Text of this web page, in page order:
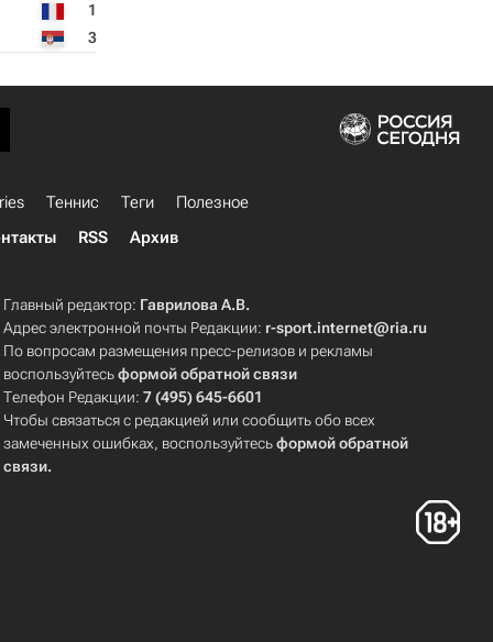
1
3
Теннис Теги
Полезное
RSS Архив
Главный редактор: Гаврилова А.В.
Адрес электронной почты Редакции: r-sport.internet@ria.ru
По вопросам размещения пресс-релизов и рекламы
воспользуйтесьформой обратной связи
Телефон Редакции:7 (495) 645-6601
Чтобы связаться с редакцией или сообщить обо всех
замеченных ошибках, воспользуйтесьформой обратной
связи.